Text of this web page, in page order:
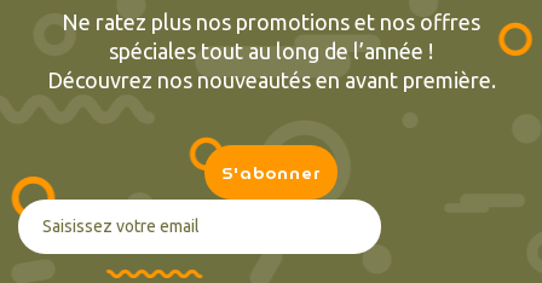
Ne ratez plus nos promotions et nos offres
spéciales tout au long de l’année !
Découvrez nos nouveautés en avant première.